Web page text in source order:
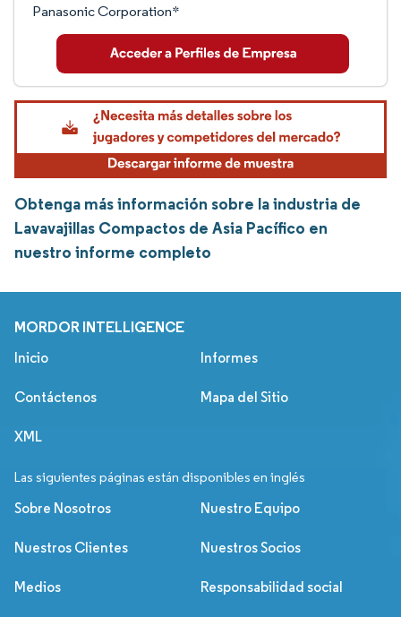
Panasonic Corporation*
Obtenga más información sobre la industria de
Lavavajillas Compactos de Asia Pacífico en
nuestro informe completo
MORDOR INTELLIGENCE
Inicio Informes
Contáctenos Mapa del Sitio
XML
Las siguientes páginas están disponibles en inglés
Sobre Nosotros Nuestro Equipo
Nuestros Clientes Nuestros Socios
Medios Responsabilidad social